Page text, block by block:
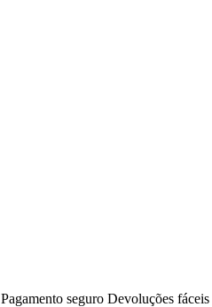
Pagamento seguro Devoluções fáceis